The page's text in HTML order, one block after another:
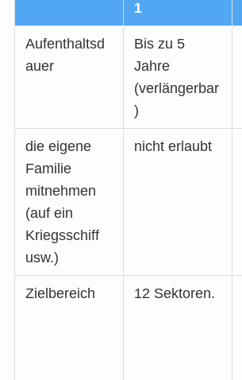
1
Aufenthaltsd
auer
Bis zu 5
Jahre
(verlängerbar
)
die eigene
Familie
mitnehmen
(auf ein
Kriegsschiff
usw.)
nicht erlaubt
Zielbereich 12 Sektoren.